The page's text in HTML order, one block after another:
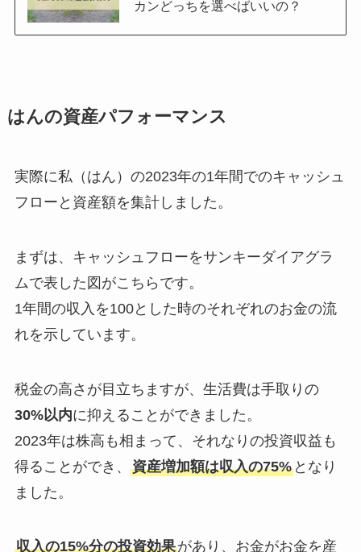
カンどっちを選べばいいの？
はんの資産パフォーマンス
実際に私（はん）の2023年の1年間でのキャッシュ
フローと資産額を集計しました。
まずは、キャッシュフローをサンキーダイアグラ
ムで表した図がこちらです。
1年間の収入を100とした時のそれぞれのお金の流
れを示しています。
税金の高さが目立ちますが、生活費は手取りの
30%以内に抑えることができました。
2023年は株高も相まって、それなりの投資収益も
得ることができ、 資産増加額は収入の75%となり
ました。
収入の15%分の投資効果があり、お金がお金を産